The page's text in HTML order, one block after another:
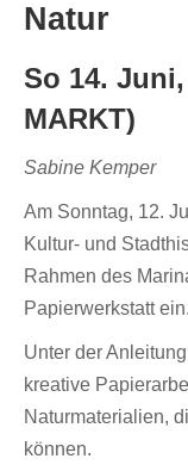
Natur
So 14.
MARKT)
Sabine Kemper
Am Sonntag, 12.
Kultur- und
Rahmen des
Papierwerkstatt ein.
Unter der
kreative
Naturmaterialien,
können.